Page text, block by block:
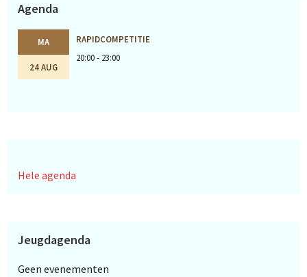
Agenda
MA
24 AUG
RAPIDCOMPETITIE
20:00 - 23:00
Hele agenda
Jeugdagenda
Geen evenementen